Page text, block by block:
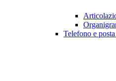
Telefono e